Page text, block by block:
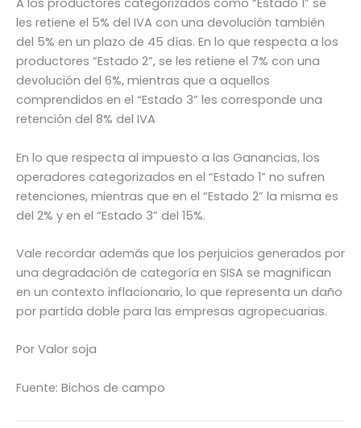
A los productores categorizados como “Estado 1” se
les retiene el 5% del IVA con una devolución también
del 5% en un plazo de 45 dí­as. En lo que respecta a los
productores “Estado 2”, se les retiene el 7% con una
devolución del 6%, mientras que a aquellos
comprendidos en el “Estado 3” les corresponde una
retención del 8% del IVA
En lo que respecta al impuesto a las Ganancias, los
operadores categorizados en el “Estado 1” no sufren
retenciones, mientras que en el “Estado 2” la misma es
del 2% y en el “Estado 3” del 15%.
Vale recordar además que los perjuicios generados por
una degradación de categoría en SISA se magnifican
en un contexto inflacionario, lo que representa un daño
por partida doble para las empresas agropecuarias.
Por Valor soja
Fuente: Bichos de campo